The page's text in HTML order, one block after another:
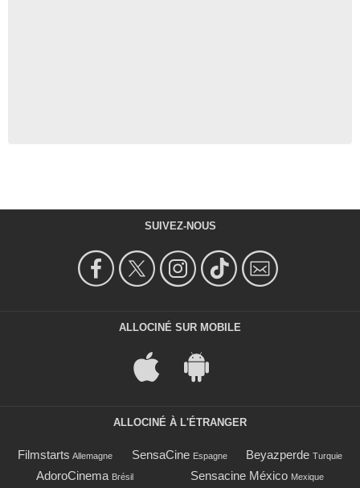
SUIVEZ-NOUS
ALLOCINÉ SUR MOBILE
ALLOCINÉ À L'ÉTRANGER
Filmstarts Allemagne SensaCine Espagne Beyazperde Turquie
AdoroCinema Brésil Sensacine México Mexique